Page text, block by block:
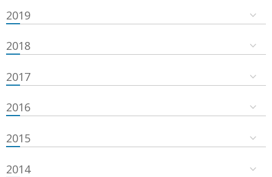
2019
2018
2017
2016
2015
2014